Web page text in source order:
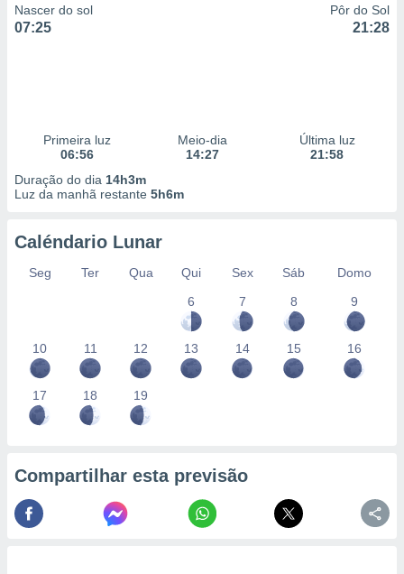
Nascer do sol
07:25
Pôr do Sol
21:28
Primeira luz
06:56
Meio-dia
14:27
Última luz
21:58
Duração do dia 14h3m
Luz da manhã restante 5h6m
Caléndario Lunar
Seg Ter Qua Qui Sex Sáb
Domo
6
7 8 9
10 11 12 13 14 15 16
17 18 19
Compartilhar esta previsão